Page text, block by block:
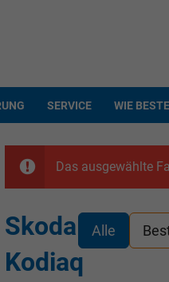
SERVICE WIE
Das ausgewählte
Alle
Skoda
Kodiaq